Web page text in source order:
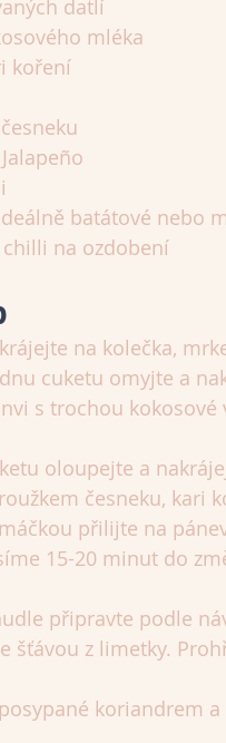
datlí
mléka
koření
batátové nebo
na ozdobení
na kolečka,
cuketu omyjte a
s trochou kokosové
oloupejte a
česneku, kari
přilijte na
15-20 minut do
připravte podle
šťávou z limetky.
koriandrem